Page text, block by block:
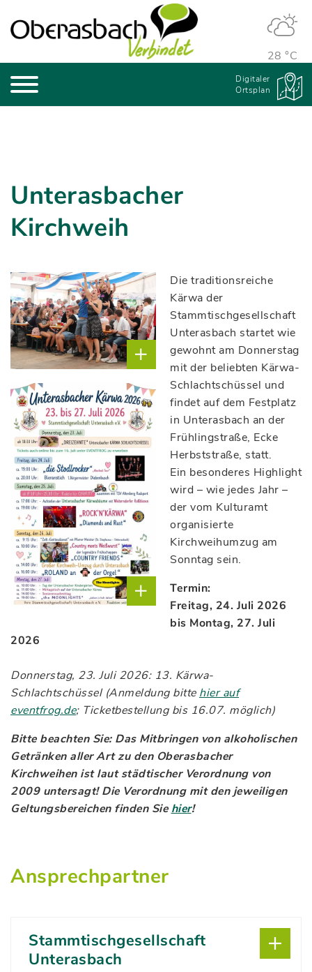
28 °C
Digitaler
Ortsplan
Unterasbacher
Kirchweih
Foto: (c)
Stadt
Oberasbach
Die traditionsreiche
Kärwa der
Stammtischgesellschaft
Unterasbach startet wie
gewohnt am Donnerstag
mit der beliebten Kärwa-
Schlachtschüssel und
findet auf dem Festplatz
in Unterasbach an der
Frühlingstraße, Ecke
Herbststraße, statt.
Ein besonderes Highlight
wird – wie jedes Jahr –
der vom Kulturamt
organisierte
Kirchweihumzug am
Sonntag sein.
Termin:
Freitag, 24. Juli 2026
bis Montag, 27. Juli
2026
Donnerstag, 23. Juli 2026: 13. Kärwa-
Schlachtschüssel (Anmeldung bitte hier auf
eventfrog.de; Ticketbestellung bis 16.07. möglich)
Bitte beachten Sie: Das Mitbringen von alkoholischen
Getränken aller Art zu den Oberasbacher
Kirchweihen ist laut städtischer Verordnung von
2009 untersagt! Die Verordnung mit den jeweiligen
Geltungsbereichen finden Sie hier!
Ansprechpartner
Stammtischgesellschaft
Unterasbach